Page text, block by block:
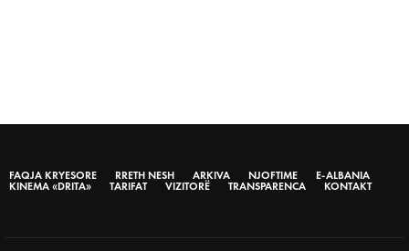
FAQJA KRYESORE RRETH NESH ARKIVA NJOFTIME
E-ALBANIA
KINEMA «DRITA»
TARIFAT VIZITORË TRANSPARENCA KONTAKT